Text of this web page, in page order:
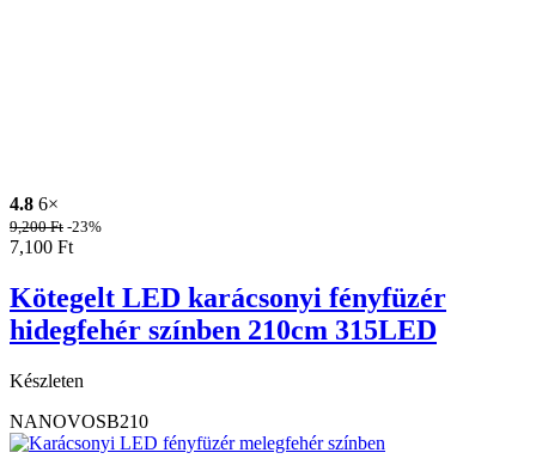
4.8 6×
9,200Ft -23%
7,100 Ft
Kötegelt LED karácsonyi fényfüzér
hidegfehér színben 210cm 315LED
Készleten
NANOVOSB210